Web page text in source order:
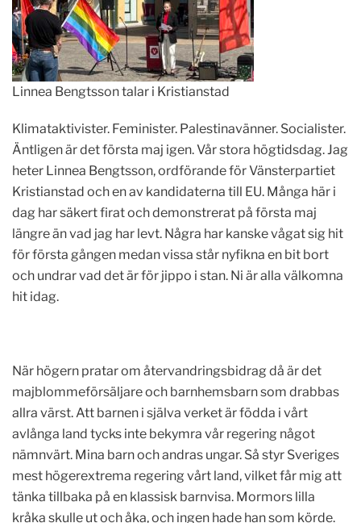
Linnea Bengtsson talar i Kristianstad
Klimataktivister. Feminister. Palestinavänner. Socialister.
Äntligen är det första maj igen. Vår stora högtidsdag. Jag
heter Linnea Bengtsson, ordförande för Vänsterpartiet
Kristianstad och en av kandidaterna till EU. Många här i
dag har säkert firat och demonstrerat på första maj
längre än vad jag har levt. Några har kanske vågat sig hit
för första gången medan vissa står nyfikna en bit bort
och undrar vad det är för jippo i stan. Ni är alla välkomna
hit idag.
När högern pratar om återvandringsbidrag då är det
majblommeförsäljare och barnhemsbarn som drabbas
allra värst. Att barnen i själva verket är födda i vårt
avlånga land tycks inte bekymra vår regering något
nämnvärt. Mina barn och andras ungar. Så styr Sveriges
mest högerextrema regering vårt land, vilket får mig att
tänka tillbaka på en klassisk barnvisa. Mormors lilla
kråka skulle ut och åka, och ingen hade han som körde.